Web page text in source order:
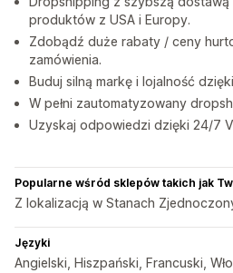
produktów z USA i Europy.
Zdobądź duże rabaty / ceny
zamówienia.
Buduj silną markę i lojalność
W pełni zautomatyzowany
Uzyskaj odpowiedzi dzięki 24/7
Popularne wśród sklepów takich jak
Z lokalizacją w Stanach
Języki
Angielski, Hiszpański, Francuski,